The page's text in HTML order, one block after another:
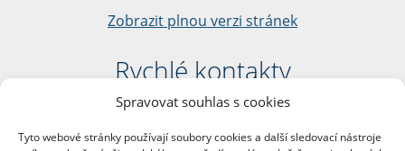
Spravovat souhlas s cookies
Tyto webové stránky používají soubory cookies a další sledovací nástroje
Zobrazit plnou verzi stránek
Rychlé kontakty
Filozofická fakulta
nám. Jana Palacha 1/2